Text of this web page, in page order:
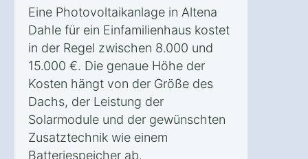
Eine Photovoltaikanlage in Altena
Dahle für ein Einfamilienhaus kostet
in der Regel zwischen 8.000 und
15.000 €. Die genaue Höhe der
Kosten hängt von der Größe des
Dachs, der Leistung der
Solarmodule und der gewünschten
Zusatztechnik wie einem
Batteriespeicher ab.